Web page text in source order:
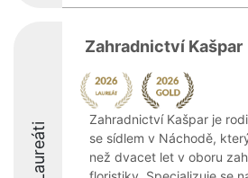
Laureáti
Zahradnictví Kašpar
Zahradnictví Kašpar je
se sídlem v Náchodě,
než dvacet let v oboru